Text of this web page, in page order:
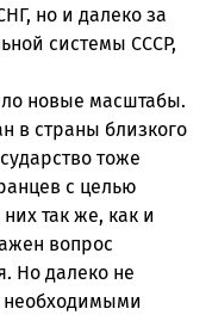
но и далеко за
системы СССР,
новые масштабы.
в страны близкого
тоже
с целью
так же, как и
вопрос
Но далеко не
необходимыми